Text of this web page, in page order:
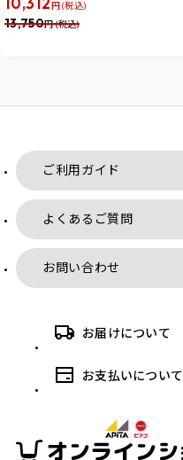
円 (税込)
13,750円 (税込)
ご利用ガイド
よくあるご質問
お問い合わせ
お届けについて
お支払いについて